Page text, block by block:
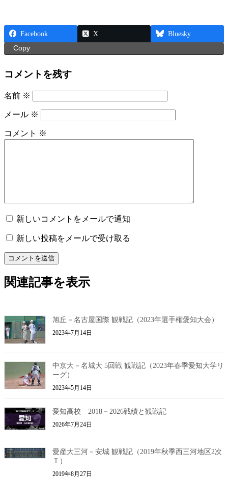
Facebook X
Bluesky
Copy
コメントを残す
名前 ※
メール ※
コメント ※
新しいコメントをメールで通知
新しい投稿をメールで受け取る
関連記事を表示
旭丘－名古屋国際 観戦記（2023年選手権愛知大会）
2023年7月14日
中京大－名城大 5回戦 観戦記（2023年春季愛知大学リ
ーグ）
2023年5月14日
愛知高校 2018－2026戦績と観戦記
2026年7月24日
愛産大三河－安城 観戦記（2019年秋季西三河地区2次
Ｔ）
2019年8月27日